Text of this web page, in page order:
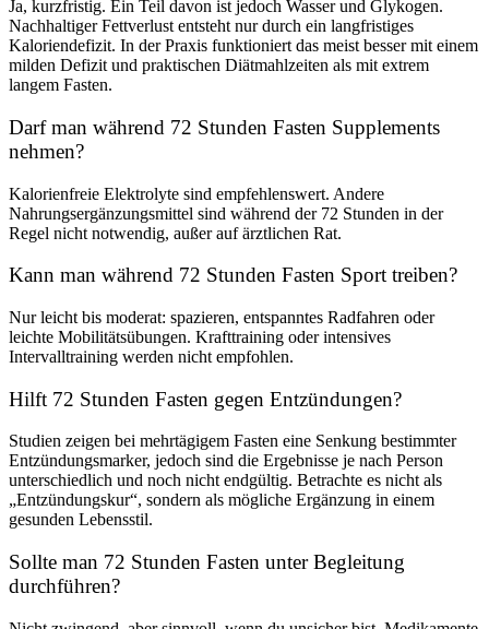
Ja, kurzfristig. Ein Teil davon ist jedoch Wasser und Glykogen.
Nachhaltiger Fettverlust entsteht nur durch ein langfristiges
Kaloriendefizit. In der Praxis funktioniert das meist besser mit einem
milden Defizit und praktischen Diätmahlzeiten als mit extrem
langem Fasten.
Darf man während 72 Stunden Fasten Supplements
nehmen?
Kalorienfreie Elektrolyte sind empfehlenswert. Andere
Nahrungsergänzungsmittel sind während der 72 Stunden in der
Regel nicht notwendig, außer auf ärztlichen Rat.
Kann man während 72 Stunden Fasten Sport treiben?
Nur leicht bis moderat: spazieren, entspanntes Radfahren oder
leichte Mobilitätsübungen. Krafttraining oder intensives
Intervalltraining werden nicht empfohlen.
Hilft 72 Stunden Fasten gegen Entzündungen?
Studien zeigen bei mehrtägigem Fasten eine Senkung bestimmter
Entzündungsmarker, jedoch sind die Ergebnisse je nach Person
unterschiedlich und noch nicht endgültig. Betrachte es nicht als
„Entzündungskur“, sondern als mögliche Ergänzung in einem
gesunden Lebensstil.
Sollte man 72 Stunden Fasten unter Begleitung
durchführen?